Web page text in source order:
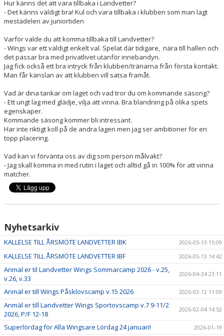
Hur känns det att vara tillbaka i Landvetter?
- Det känns väldigt bra! Kul och vara tillbaka i klubben som man lagt
mestadelen av juniortiden
Varför valde du att komma tillbaka till Landvetter?
- Wings var ett väldigt enkelt val. Spelat där tidigare, nära till hallen och
det passar bra med privatlivet utanför innebandyn.
Jag fick också ett bra intryck från klubben/tränarna från första kontakt.
Man får känslan av att klubben vill satsa framåt.
Vad är dina tankar om laget och vad tror du om kommande säsong?
- Ett ungt lag med glädje, vilja att vinna. Bra blandning på olika spets
egenskaper.
Kommande säsong kommer bli intressant.
Har inte riktigt koll på de andra lagen men jag ser ambitioner för en
topp placering.
Vad kan vi förvänta oss av dig som person målvakt?
- Jag skall komma in med rutin i laget och alltid gå in 100% för att vinna
matcher.
Nyhetsarkiv
KALLELSE TILL ÅRSMÖTE LANDVETTER IBK 2026-05-13 15:09
KALLELSE TILL ÅRSMÖTE LANDVETTER IBF 2026-05-13 14:42
Anmäl er til Landvetter Wings Sommarcamp 2026 - v.25,
v.26, v.33
2026-04-24 23:11
Anmäl er till Wings Påsklovscamp v.15 2026 2026-03-12 11:09
Anmäl er till Landvetter Wings Sportovscamp v.7 9-11/2
2026, P/F 12-18
2026-02-04 14:52
Superlördag för Alla Wingsare Lördag 24 januari! 2026-01-19